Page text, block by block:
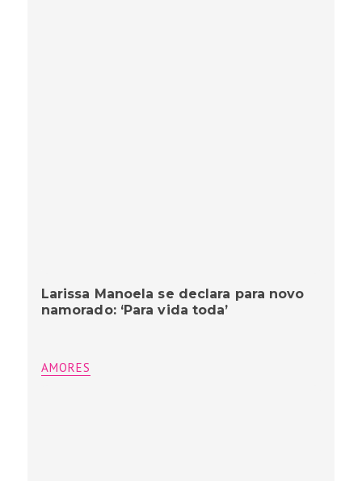
Larissa Manoela se declara para novo
namorado: ‘Para vida toda’
AMORES